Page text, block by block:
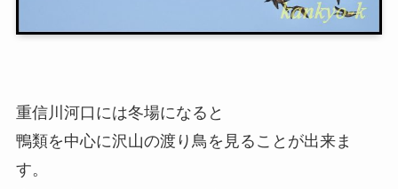
重信川河口には冬場になると
鴨類を中心に沢山の渡り鳥を見ることが出来ま
す。